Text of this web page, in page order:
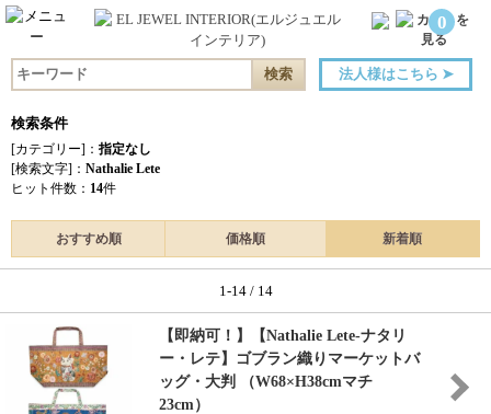
0
法人様はこちら ➤
検索条件
[カテゴリー]： 指定なし
[検索文字]： Nathalie Lete
ヒット件数： 14件
おすすめ順 価格順 新着順
1-14 / 14
【即納可！】【Nathalie Lete-ナタリ
ー・レテ】ゴブラン織りマーケットバ
ッグ・大判 （W68×H38cmマチ
23cm）